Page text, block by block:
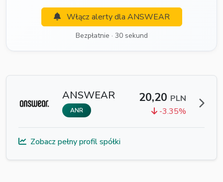
Włącz alerty dla ANSWEAR
Bezpłatnie · 30 sekund
ANSWEAR
ANR
20,20 PLN
-3.35%
Zobacz pełny profil spółki